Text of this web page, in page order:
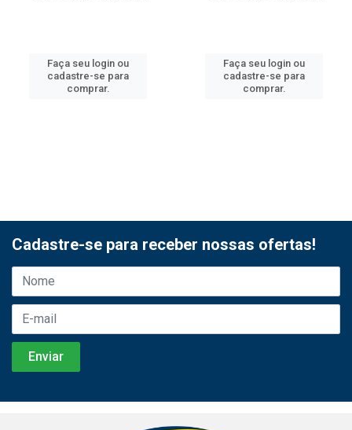
Faça seu login ou
cadastre-se para
comprar.
Faça seu login ou
cadastre-se para
comprar.
Cadastre-se para receber nossas ofertas!